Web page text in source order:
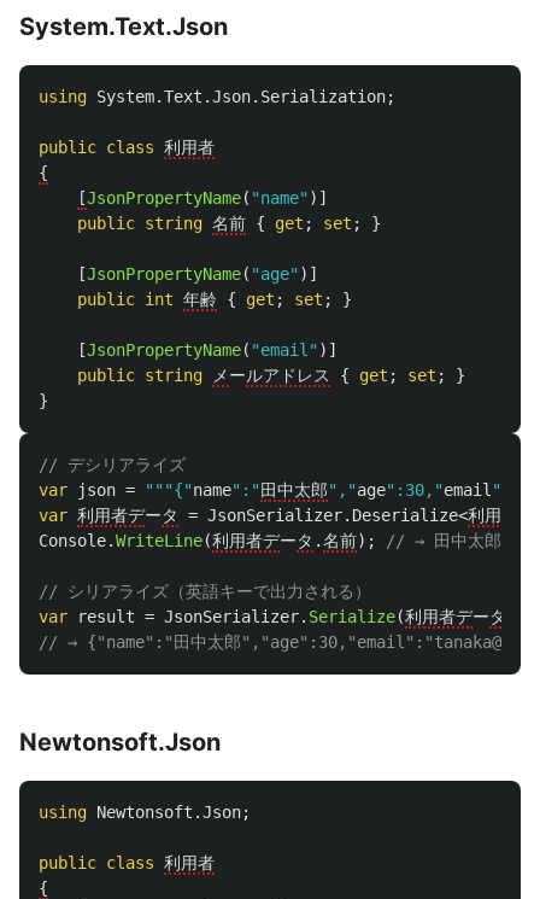
System.Text.Json
using System.Text.Json.Serialization;
public class 利用者
{
[JsonPropertyName( "name" )]
public string 名前 { get ; set ; }
[JsonPropertyName( "age" )]
public int 年齢 { get ; set ; }
[JsonPropertyName( "email" )]
public string メールアドレス { get ; set ;
}
}
// デシリアライズ
var
json = """{"name":" 田中太郎","age":30,"email ":"
var 利用者データ = JsonSerializer. Deserialize<利用者
Console.WriteLine(利用者データ .名前); // → 田中太郎
// シリアライズ（英語キーで出力される）
var
result = JsonSerializer. Serialize(利用者データ
// → {"name":"田中太郎
Newtonsoft.Json
using Newtonsoft.Json;
public class 利用者
{